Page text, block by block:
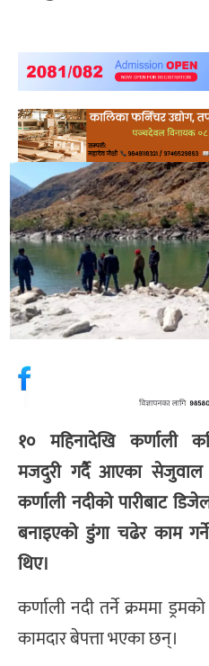
१० महिनादेखि कर्णाली
मजदुरी गर्दै आएका सेजुवाल
कर्णाली नदीको पारीबाट
बनाइएको डुंगा चढेर काम
थिए।
कर्णाली नदी तर्ने क्रममा
कामदार बेपत्ता भएका छन्।